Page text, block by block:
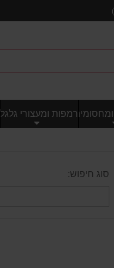
רמפות ומעצורי גלגל
סוג חיפוש: